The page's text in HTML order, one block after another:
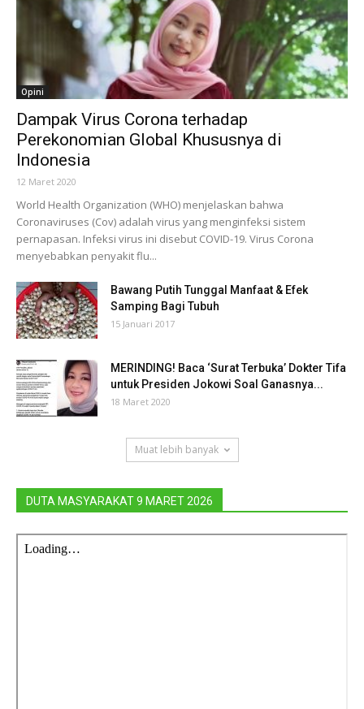
Opini
Dampak Virus Corona terhadap
Perekonomian Global Khususnya di
Indonesia
12 Maret 2020
World Health Organization (WHO) menjelaskan bahwa
Coronaviruses (Cov) adalah virus yang menginfeksi sistem
pernapasan. Infeksi virus ini disebut COVID-19. Virus Corona
menyebabkan penyakit flu...
Bawang Putih Tunggal Manfaat & Efek
Samping Bagi Tubuh
15 Januari 2017
MERINDING! Baca ‘Surat Terbuka’ Dokter Tifa
untuk Presiden Jokowi Soal Ganasnya...
18 Maret 2020
Muat lebih banyak
DUTA MASYARAKAT 9 MARET 2026